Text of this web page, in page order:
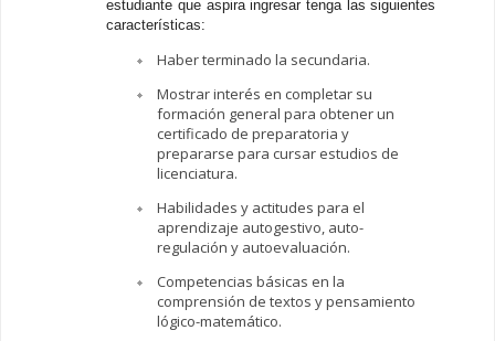
estudiante que aspira ingresar tenga las siguientes
características:
Haber terminado la secundaria.
Mostrar interés en completar su
formación general para obtener un
certificado de preparatoria y
prepararse para cursar estudios de
licenciatura.
Habilidades y actitudes para el
aprendizaje autogestivo, auto-
regulación y autoevaluación.
Competencias básicas en la
comprensión de textos y pensamiento
lógico-matemático.